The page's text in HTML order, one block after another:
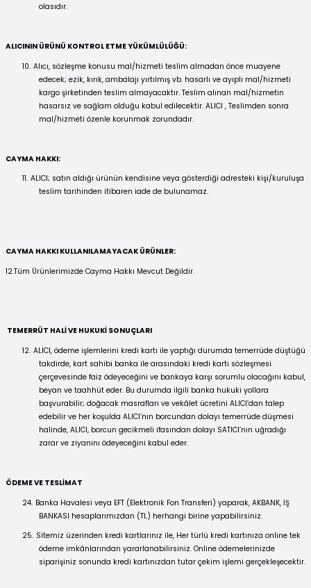
olasıdır.
ALICININ ÜRÜNÜ KONTROL ETME YÜKÜMLÜLÜĞÜ:
10. Alıcı, sözleşme konusu mal/hizmeti teslim almadan önce muayene
edecek; ezik, kırık, ambalajı yırtılmış vb. hasarlı ve ayıplı mal/hizmeti
kargo şirketinden teslim almayacaktır. Teslim alınan mal/hizmetin
hasarsız ve sağlam olduğu kabul edilecektir. ALICI , Teslimden sonra
mal/hizmeti özenle korunmak zorundadır.
CAYMA HAKKI:
11. ALICI; satın aldığı ürünün kendisine veya gösterdiği adresteki kişi/kuruluşa
teslim tarihinden itibaren iade de bulunamaz.
CAYMA HAKKI KULLANILAMAYACAK ÜRÜNLER:
12.Tüm Ürünlerimizde Cayma Hakkı Mevcut Değildir.
TEMERRÜT HALİ VE HUKUKİ SONUÇLARI
12. ALICI, ödeme işlemlerini kredi kartı ile yaptığı durumda temerrüde düştüğü
takdirde, kart sahibi banka ile arasındaki kredi kartı sözleşmesi
çerçevesinde faiz ödeyeceğini ve bankaya karşı sorumlu olacağını kabul,
beyan ve taahhüt eder. Bu durumda ilgili banka hukuki yollara
başvurabilir; doğacak masrafları ve vekâlet ücretini ALICI’dan talep
edebilir ve her koşulda ALICI’nın borcundan dolayı temerrüde düşmesi
halinde, ALICI, borcun gecikmeli ifasından dolayı SATICI’nın uğradığı
zarar ve ziyanını ödeyeceğini kabul eder.
ÖDEME VE TESLİMAT
24. Banka Havalesi veya EFT (Elektronik Fon Transferi) yaparak, AKBANK, İŞ
BANKASI hesaplarımızdan (TL) herhangi birine yapabilirsiniz.
25. Sitemiz üzerinden kredi kartlarınız ile, Her türlü kredi kartınıza online tek
ödeme imkânlarından yararlanabilirsiniz. Online ödemelerinizde
siparişiniz sonunda kredi kartınızdan tutar çekim işlemi gerçekleşecektir.